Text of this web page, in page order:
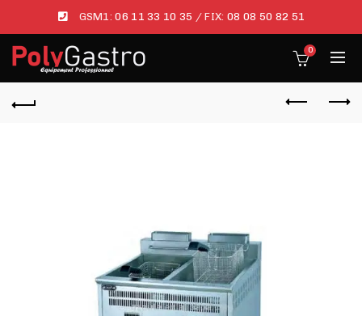
GSM1:06 11 33 10 35 / FIX: 08 08 50 82 51
0